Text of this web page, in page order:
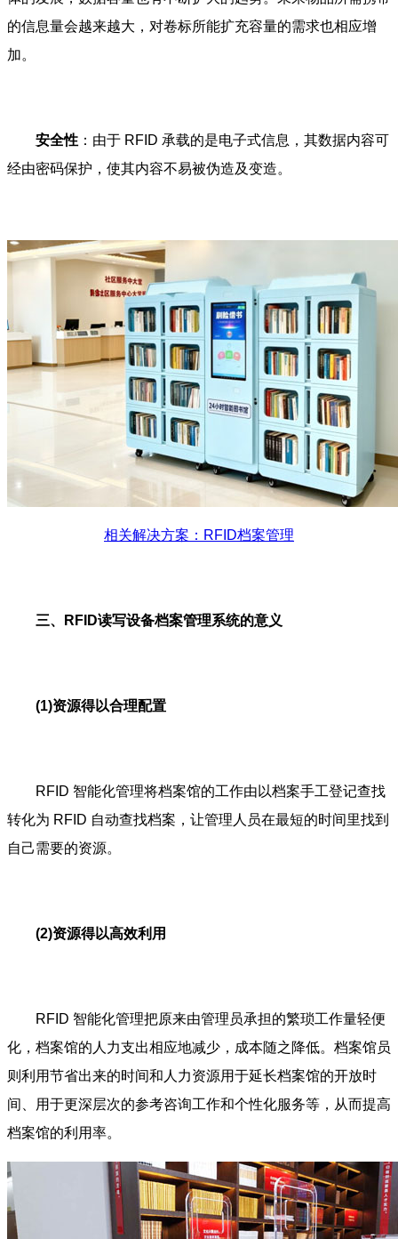
的信息量会越来越大，对卷标所能扩充容量的需求也相应增
加。
安全性 ：由于 RFID 承载的是电子式信息，其数据内容可
经由密码保护，使其内容不易被伪造及变造。
相关解决方案：RFID档案管理
三、RFID读写设备档案管理系统的意义
(1)资源得以合理配置
RFID 智能化管理将档案馆的工作由以档案手工登记查找
转化为 RFID 自动查找档案，让管理人员在最短的时间里找到
自己需要的资源。
(2)资源得以高效利用
RFID 智能化管理把原来由管理员承担的繁琐工作量轻便
化，档案馆的人力支出相应地减少，成本随之降低。档案馆员
则利用节省出来的时间和人力资源用于延长档案馆的开放时
间、用于更深层次的参考咨询工作和个性化服务等，从而提高
档案馆的利用率。